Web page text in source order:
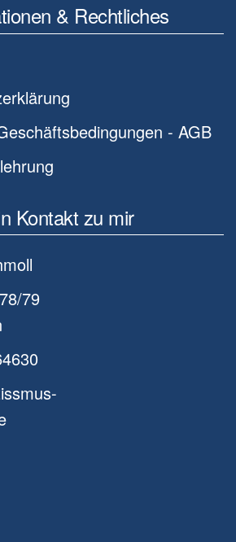
& Rechtliches
- AGB
Kontakt zu mir
79